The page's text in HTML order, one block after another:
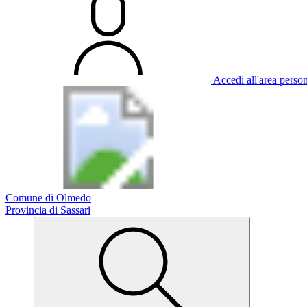
Accedi all'area
Comune di Olmedo
Provincia di Sassari